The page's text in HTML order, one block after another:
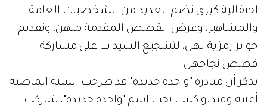
احتفالية كبرى تضم العديد من الشخصيات العامة
والمشاهير، وعرض القصص المقدمة منهن، وتقديم
جوائز رمزية لهن، لتشجيع السيدات على مشاركة
قصص نجاحهن.
يذكر أن مبادرة "واحدة جديدة" قد طرحت السنة الماضية
أغنية وفيديو كليب تحت اسم "واحدة جديدة"، شاركت